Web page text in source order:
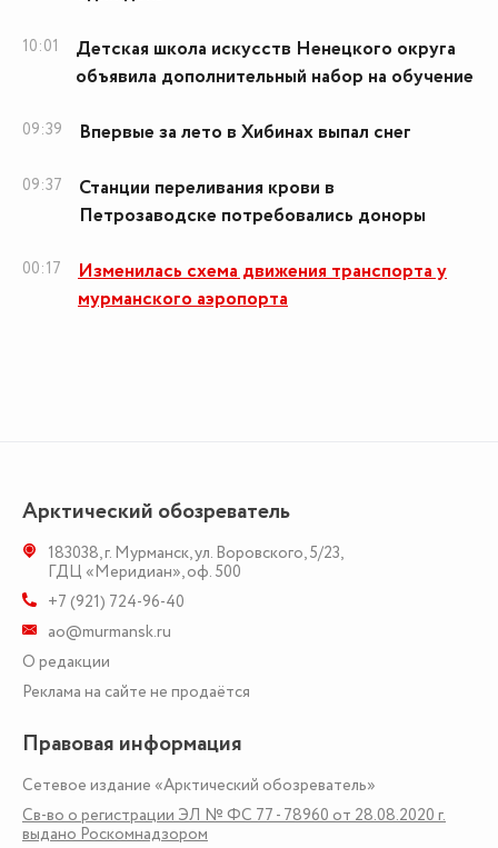
10:01
Детская школа искусств Ненецкого округа
объявила дополнительный набор на обучение
09:39 Впервые за лето в Хибинах выпал снег
09:37
Станции переливания крови в
Петрозаводске потребовались доноры
00:17
Изменилась схема движения транспорта у
мурманского аэропорта
Арктический обозреватель
183038,г. Мурманск,ул. Воровского, 5/23,
ГДЦ «Меридиан», оф. 500
+7 (921) 724-96-40
ao@murmansk.ru
О редакции
Реклама на сайте не продаётся
Правовая информация
Сетевое издание «Арктический обозреватель»
Св-во о регистрации ЭЛ № ФС 77 - 78960 от 28.08.2020 г.
выдано Роскомнадзором